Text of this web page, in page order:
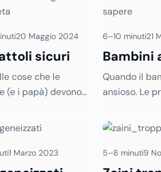
20 Maggio 2024
sicuri
cose che le
(e i papà) devono
un
giocattolo
da uno pericoloso,
alla luce del
di prodotti a
6–10 minuti21
Bambini
Quando il
ansioso. Le
disturbo
in bambini
vanno
modo
1 Marzo 2023 5–8 minuti9